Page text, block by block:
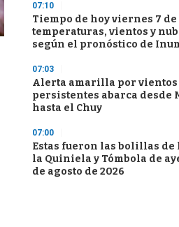
07:10
Tiempo de hoy viernes 7 de
temperaturas, vientos y
según el pronóstico de
07:03
Alerta amarilla por vientos
persistentes abarca desde
hasta el Chuy
07:00
Estas fueron las bolillas de
la Quiniela y Tómbola de
de agosto de 2026